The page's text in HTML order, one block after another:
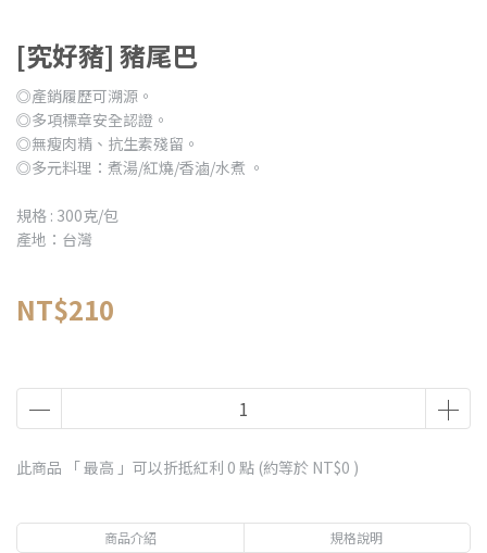
[究好豬] 豬尾巴
◎產銷履歷可溯源。
◎多項標章安全認證。
◎無瘦肉精、抗生素殘留。
◎多元料理：煮湯/紅燒/香滷/水煮 。
規格 : 300克/包
產地：台灣
NT$210
此商品 「 最高 」可以折抵紅利 0 點 (約等於 NT$0 )
商品介紹 規格說明